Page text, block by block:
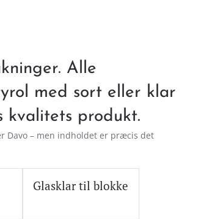
Alle
med sort eller klar
kvalitets produkt.
Davo – men indholdet er præcis det
Glasklar til blokke